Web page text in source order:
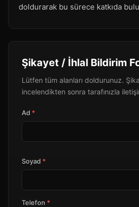
doldurarak bu sürece katkıda
Şikayet / İhlal Bildirim
Lütfen tüm alanları doldurunuz.
incelendikten sonra tarafınızla
Ad *
Soyad *
Telefon *